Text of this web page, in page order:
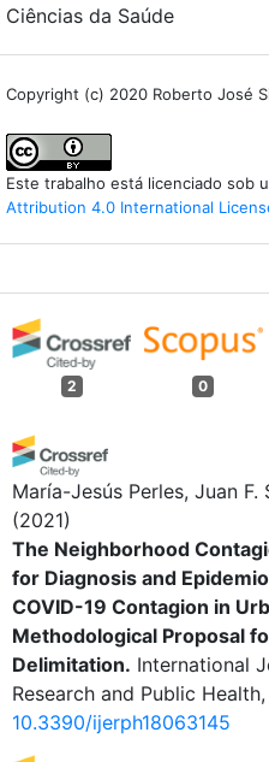
Ciências da Saúde
Copyright (c) 2020 Roberto José
Este trabalho está licenciado sob
Attribution 4.0 International
2 0
María-Jesús Perles, Juan
(2021)
The Neighborhood
for Diagnosis and
COVID-19 Contagion in
Methodological Proposal
Delimitation. International
Research and Public
10.3390/ijerph18063145